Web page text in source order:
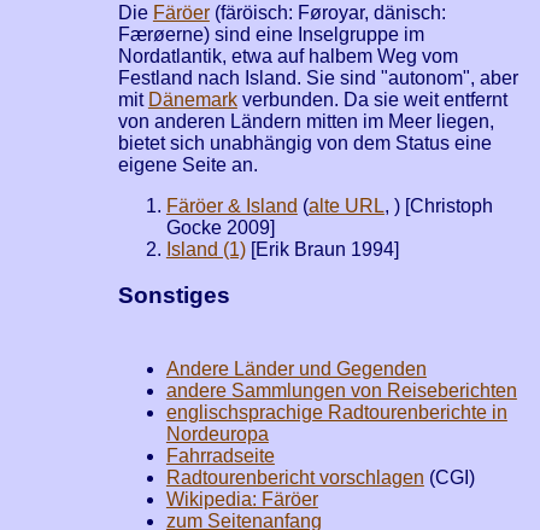
Die Färöer(färöisch: Føroyar, dänisch:
Færøerne) sind eine Inselgruppe im
Nordatlantik, etwa auf halbem Weg vom
Festland nach Island. Sie sind "autonom", aber
mit Dänemarkverbunden. Da sie weit entfernt
von anderen Ländern mitten im Meer liegen,
bietet sich unabhängig von dem Status eine
eigene Seite an.
Färöer & Island (alte URL, ) [Christoph
Gocke 2009]
Island (1)[Erik Braun 1994]
Sonstiges
Andere Länder und Gegenden
andere Sammlungen von Reiseberichten
englischsprachige Radtourenberichte in
Nordeuropa
Fahrradseite
Radtourenbericht vorschlagen (CGI)
Wikipedia: Färöer
zum Seitenanfang